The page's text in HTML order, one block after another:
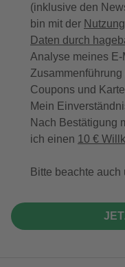
(inklusive den
bin mit der
Daten durch
Analyse meines
Coupons und
Mein
Nach Bestätigung
ich einen 10 €
Bitte beachte auch